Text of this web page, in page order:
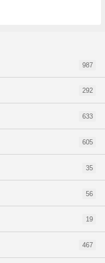
987
292
633
605
35
56
19
467